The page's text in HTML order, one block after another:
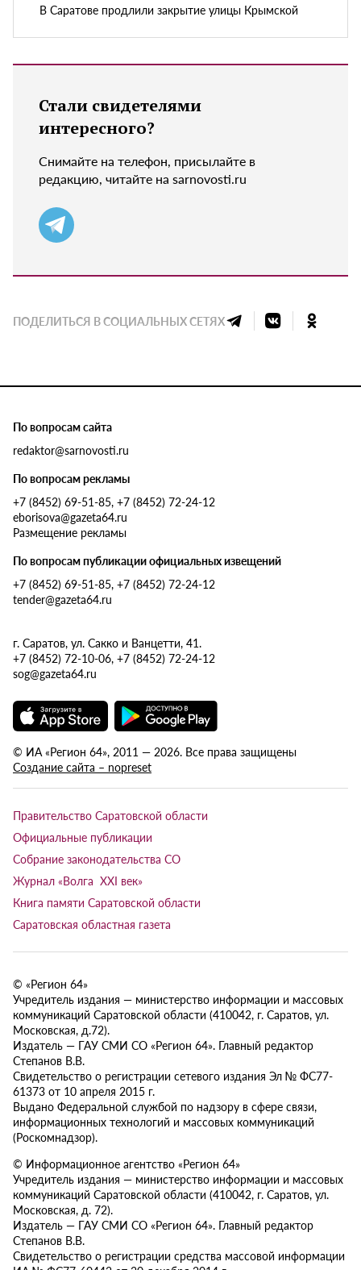
В Саратове продлили закрытие улицы Крымской
Стали свидетелями
интересного?
Снимайте на телефон, присылайте в
редакцию, читайте на sarnovosti.ru
ПОДЕЛИТЬСЯ В СОЦИАЛЬНЫХ СЕТЯХ
По вопросам сайта
redaktor@sarnovosti.ru
По вопросам рекламы
+7 (8452) 69-51-85, +7 (8452) 72-24-12
eborisova@gazeta64.ru
Размещение рекламы
По вопросам публикации официальных извещений
+7 (8452) 69-51-85, +7 (8452) 72-24-12
tender@gazeta64.ru
г. Саратов, ул. Сакко и Ванцетти, 41.
+7 (8452) 72-10-06, +7 (8452) 72-24-12
sog@gazeta64.ru
© ИА «Регион 64», 2011 — 2026. Все права защищены
Создание сайта – nopreset
Правительство Саратовской области
Официальные публикации
Собрание законодательства СО
Журнал «Волга XXI век»
Книга памяти Саратовской области
Саратовская областная газета
© «Регион 64»
Учредитель издания — министерство информации и массовых
коммуникаций Саратовской области (410042, г. Саратов, ул.
Московская, д.72).
Издатель — ГАУ СМИ СО «Регион 64». Главный редактор
Степанов В.В.
Свидетельство о регистрации сетевого издания Эл № ФС77-
61373 от 10 апреля 2015 г.
Выдано Федеральной службой по надзору в сфере связи,
информационных технологий и массовых коммуникаций
(Роскомнадзор).
© Информационное агентство «Регион 64»
Учредитель издания — министерство информации и массовых
коммуникаций Саратовской области (410042, г. Саратов, ул.
Московская, д. 72).
Издатель — ГАУ СМИ СО «Регион 64». Главный редактор
Степанов В.В.
Свидетельство о регистрации средства массовой информации